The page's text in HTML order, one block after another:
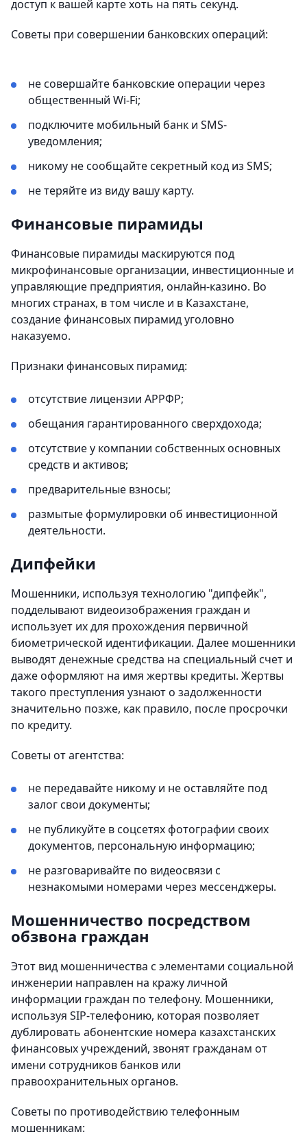
доступ к вашей карте хоть на пять секунд.
Советы при совершении банковских операций:
не совершайте банковские операции через
общественный Wi-Fi;
подключите мобильный банк и SMS-
уведомления;
никому не сообщайте секретный код из SMS;
не теряйте из виду вашу карту.
Финансовые пирамиды
Финансовые пирамиды маскируются под
микрофинансовые организации, инвестиционные и
управляющие предприятия, онлайн-казино. Во
многих странах, в том числе и в Казахстане,
создание финансовых пирамид уголовно
наказуемо.
Признаки финансовых пирамид:
отсутствие лицензии АРРФР;
обещания гарантированного сверхдохода;
отсутствие у компании собственных основных
средств и активов;
предварительные взносы;
размытые формулировки об инвестиционной
деятельности.
Дипфейки
Мошенники, используя технологию "дипфейк",
подделывают видеоизображения граждан и
использует их для прохождения первичной
биометрической идентификации. Далее мошенники
выводят денежные средства на специальный счет и
даже оформляют на имя жертвы кредиты. Жертвы
такого преступления узнают о задолженности
значительно позже, как правило, после просрочки
по кредиту.
Советы от агентства:
не передавайте никому и не оставляйте под
залог свои документы;
не публикуйте в соцсетях фотографии своих
документов, персональную информацию;
не разговаривайте по видеосвязи с
незнакомыми номерами через мессенджеры.
Мошенничество посредством
обзвона граждан
Этот вид мошенничества с элементами социальной
инженерии направлен на кражу личной
информации граждан по телефону. Мошенники,
используя SIP-телефонию, которая позволяет
дублировать абонентские номера казахстанских
финансовых учреждений, звонят гражданам от
имени сотрудников банков или
правоохранительных органов.
Советы по противодействию телефонным
мошенникам: